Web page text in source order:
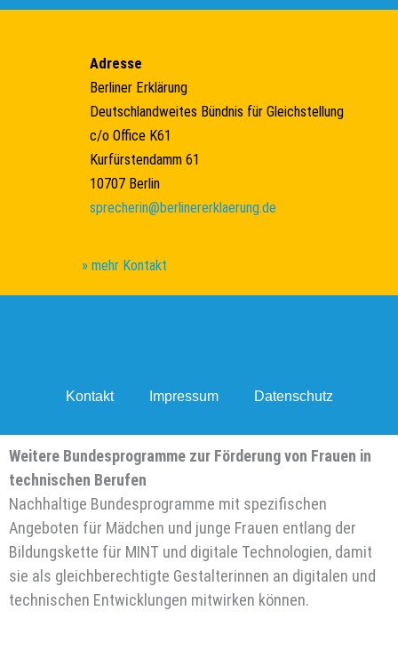
Adresse
Berliner Erklärung
Deutschlandweites Bündnis für Gleichstellung
c/o Office K61
Kurfürstendamm 61
10707 Berlin
sprecherin@berlinererklaerung.de
» mehr Kontakt
Kontakt Impressum Datenschutz
Weitere Bundesprogramme zur Förderung von Frauen in
technischen Berufen
Nachhaltige Bundesprogramme mit spezifischen
Angeboten für Mädchen und junge Frauen entlang der
Bildungskette für MINT und digitale Technologien, damit
sie als gleichberechtigte Gestalterinnen an digitalen und
technischen Entwicklungen mitwirken können.